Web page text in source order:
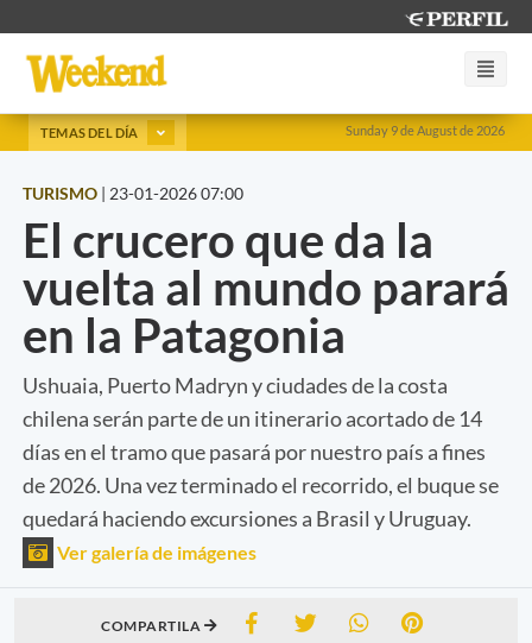
Sunday 9 de August de 2026
TEMAS DEL DÍA
TURISMO | 23-01-2026 07:00
El crucero que da la
vuelta al mundo parará
en la Patagonia
Ushuaia, Puerto Madryn y ciudades de la costa
chilena serán parte de un itinerario acortado de 14
días en el tramo que pasará por nuestro país a fines
de 2026. Una vez terminado el recorrido, el buque se
quedará haciendo excursiones a Brasil y Uruguay.
Ver galería de imágenes
COMPARTILA